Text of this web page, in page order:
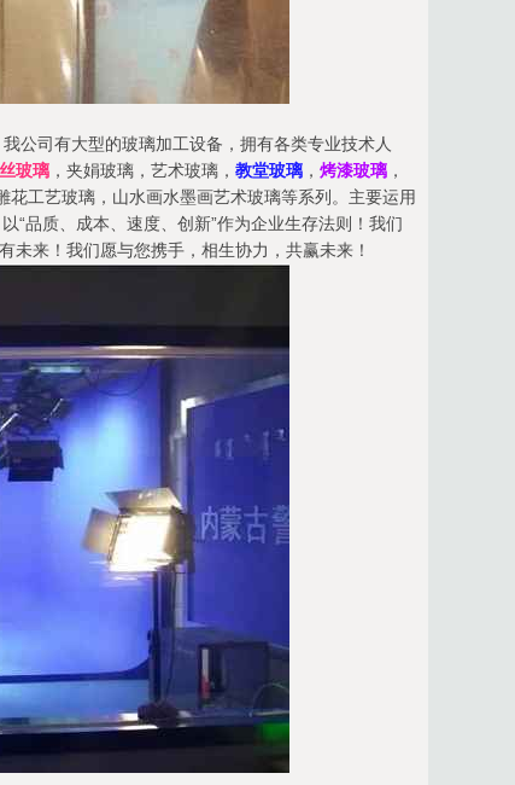
公司有大型的玻璃加工设备，拥有各类专业技术人
玻璃 ，夹娟玻璃，艺术玻璃， 教堂玻璃 ， 烤漆玻璃 ，
花工艺玻璃，山水画水墨画艺术玻璃等系列。主要运用
“品质、成本、速度、创新”作为企业生存法则！我们
来！我们愿与您携手，相生协力，共赢未来！